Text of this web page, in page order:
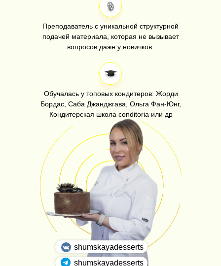
Преподаватель с уникальной структурной
подачей материала, которая не вызывает
вопросов даже у новичков.
Обучалась у топовых кондитеров: Жорди
Бордас, Саба Джанджгава, Ольга Фан-Юнг,
Кондитерская школа conditoria или др
shumskayadesserts
shumskayadesserts